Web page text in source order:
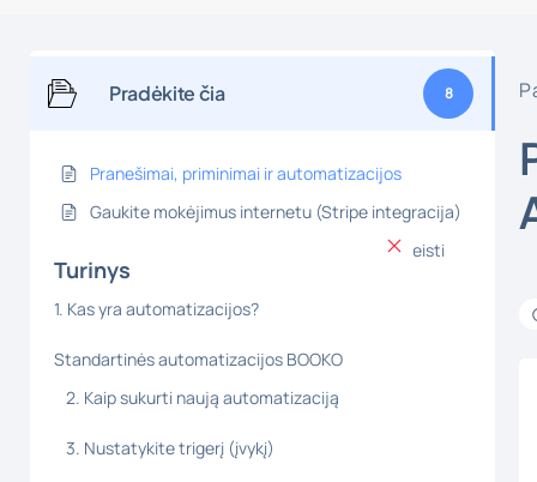
Pradėkite čia 8
Pranešimai, priminimai ir automatizacijos
Gaukite mokėjimus internetu (Stripe integracija)
GREITAS STARTAS: Kaip per 15 minučių paleisti
BOOKO
BOOKO įdiegimas į svetainę ar soc. tinklus
Kaip prisijungti prie paskyros
Turinys
1. Kas yra automatizacijos?
Standartinės automatizacijos BOOKO
2. Kaip sukurti naują automatizaciją
3. Nustatykite trigerį (įvykį)